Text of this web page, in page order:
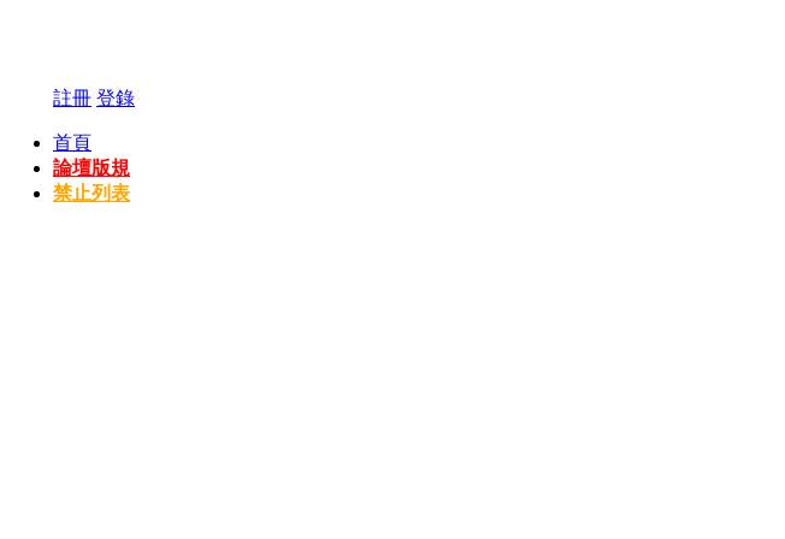
註冊 登錄
首頁
論壇版規
禁止列表